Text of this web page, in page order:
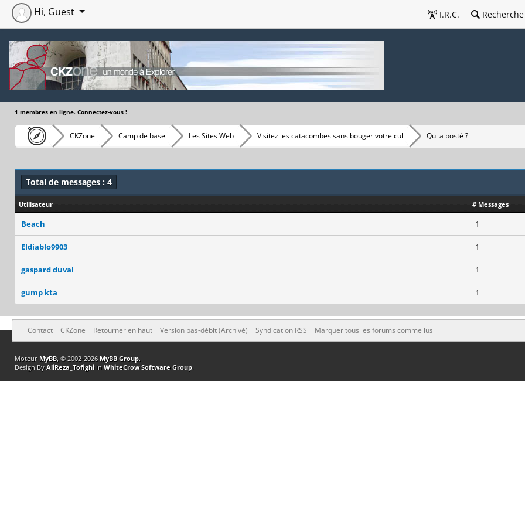
I.R.C. Recherche
Hi, Guest
1 membres en ligne. Connectez-vous !
CKZone Camp de base Les Sites Web Visitez les catacombes sans bouger votre cul Qui a posté ?
Total de messages : 4
Utilisateur # Messages
Beach 1
Eldiablo9903 1
gaspard duval 1
gump kta 1
Contact CKZone Retourner en haut Version bas-débit (Archivé) Syndication RSS Marquer tous les forums comme lus
Moteur MyBB, © 2002-2026 MyBB Group.
Design By AliReza_TofighiIn WhiteCrow Software Group.